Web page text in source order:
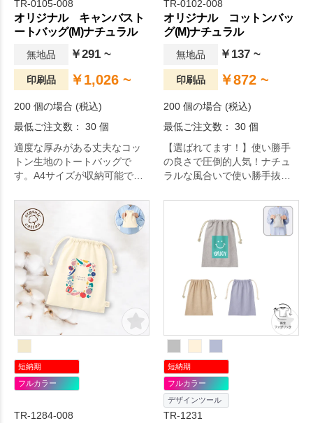
TR-0105-008
オリジナル キャンバスト
ートバッグ(M)ナチュラル
無地品 ￥291 ~
印刷品 ￥1,026 ~
200 個の場合 (税込)
最低ご注文数： 30 個
適度な厚みがある丈夫なコッ
トン生地のトートバッグで
す。A4サイズが収納可能で、
くさん資料を入れられます。
企業用ノベルティはもちろ
ん、販売品やイベント記念品
など幅広い用途で大人気で
す。肩かけ利用も可能なの
で、エコバッグとしてもおす
すめです。※エコマーク付
TR-0102-008
オリジナル コットンバッ
グ(M)ナチュラル
無地品 ￥137 ~
印刷品 ￥872 ~
200 個の場合 (税込)
最低ご注文数： 30 個
【選ばれてます！】使い勝手
の良さで圧倒的人気！ナチュ
ラルな風合いで使い勝手抜群
す。ノベルティグッズとして
はもちろん展示会やセミナー
でのカタログ用バッグや、カ
フェやショップの物販品まで
幅広い用途で大人気の定番商
でしっかりしたつくりなので
日常使いにもおすすめ。印刷
可能な面積が広いので、オリ
ジナルのデザインがしっかり
印刷できます。
短納期
フルカラー
TR-1284-008
短納期
フルカラー
デザインツール
TR-1231